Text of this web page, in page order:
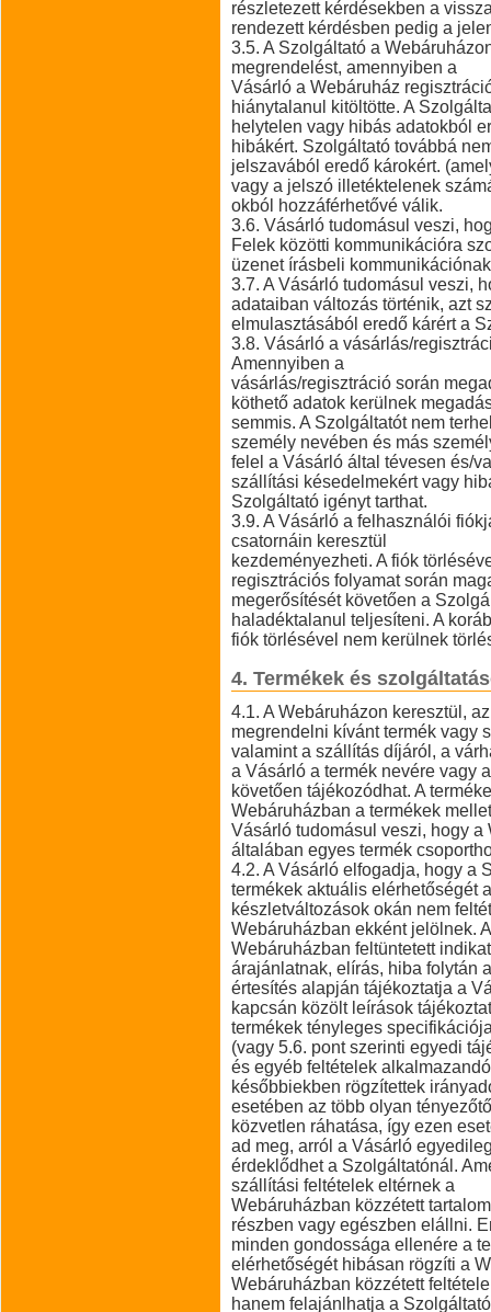
részletezett kérdésekben a
rendezett kérdésben pedig a
3.5. A Szolgáltató a
megrendelést, amennyiben a
Vásárló a Webáruház
hiánytalanul kitöltötte. A
helytelen vagy hibás adatokból
hibákért. Szolgáltató továbbá
jelszavából eredő károkért.
vagy a jelszó illetéktelenek
okból hozzáférhetővé válik.
3.6. Vásárló tudomásul veszi,
Felek közötti kommunikációra
üzenet írásbeli
3.7. A Vásárló tudomásul veszi,
adataiban változás történik, azt
elmulasztásából eredő kárért a
3.8. Vásárló a vásárlás/
Amennyiben a
vásárlás/regisztráció során
köthető adatok kerülnek
semmis. A Szolgáltatót nem
személy nevében és más
felel a Vásárló által tévesen és/
szállítási késedelmekért vagy
Szolgáltató igényt tarthat.
3.9. A Vásárló a felhasználói
csatornáin keresztül
kezdeményezheti. A fiók
regisztrációs folyamat során
megerősítését követően a
haladéktalanul teljesíteni. A
fiók törlésével nem kerülnek
4. Termékek és
4.1. A Webáruházon keresztül,
megrendelni kívánt termék vagy
valamint a szállítás díjáról, a
a Vásárló a termék nevére vagy
követően tájékozódhat. A
Webáruházban a termékek
Vásárló tudomásul veszi, hogy
általában egyes termék
4.2. A Vásárló elfogadja, hogy a
termékek aktuális elérhetőségét
készletváltozások okán nem
Webáruházban ekként jelölnek.
Webáruházban feltüntetett
árajánlatnak, elírás, hiba folytán
értesítés alapján tájékoztatja a
kapcsán közölt leírások
termékek tényleges
(vagy 5.6. pont szerinti egyedi
és egyéb feltételek
későbbiekben rögzítettek
esetében az több olyan
közvetlen ráhatása, így ezen
ad meg, arról a Vásárló
érdeklődhet a Szolgáltatónál.
szállítási feltételek eltérnek a
Webáruházban közzétett
részben vagy egészben elállni.
minden gondossága ellenére a
elérhetőségét hibásan rögzíti a
Webáruházban közzétett
hanem felajánlhatja a